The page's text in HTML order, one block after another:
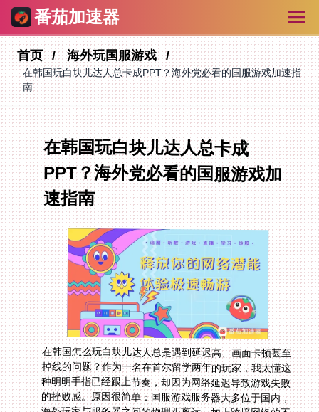
番茄加速器
首页 海外玩国服游戏
在韩国玩白块儿达人总卡成PPT？海外党必看的国服游戏加速指
南
在韩国玩白块儿达人总卡成
PPT？海外党必看的国服游戏加
速指南
在韩国怎么玩白块儿达人总是遇到延迟高、画面卡顿甚至
掉线的问题？作为一名在首尔留学两年的玩家，我太懂这
种明明手指已经跟上节奏，却因为网络延迟导致游戏失败
的挫败感。原因很简单：国服游戏服务器大多位于国内，
海外玩家与服务器之间的物理距离远，加上跨境网络的不
稳定和限制，导致数据传输慢。别担心，这篇指南不仅会
教你如何解决韩国玩白块儿达人的卡顿问题，还会解答野
兽领主：新世界手游加速器怎么开、英雄杀国外玩延迟很
高怎么办等常见疑问，帮你找到最适合的加速器，让你在